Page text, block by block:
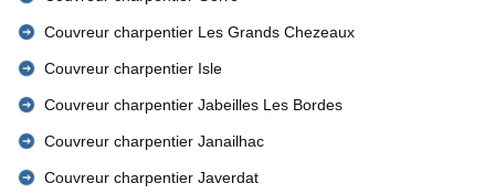
Couvreur charpentier Les Grands Chezeaux
Couvreur charpentier Isle
Couvreur charpentier Jabeilles Les Bordes
Couvreur charpentier Janailhac
Couvreur charpentier Javerdat